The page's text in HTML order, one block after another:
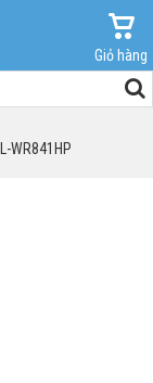
Giỏ hàng
WR841HP